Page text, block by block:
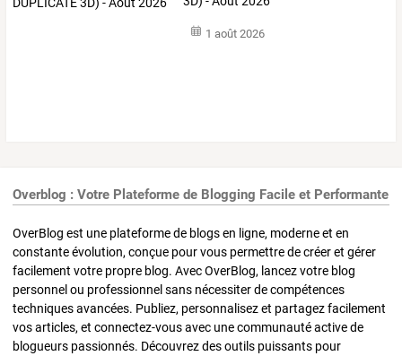
1 août 2026
Overblog : Votre Plateforme de Blogging Facile et Performante
OverBlog est une plateforme de blogs en ligne, moderne et en
constante évolution, conçue pour vous permettre de créer et gérer
facilement votre propre blog. Avec OverBlog, lancez votre blog
personnel ou professionnel sans nécessiter de compétences
techniques avancées. Publiez, personnalisez et partagez facilement
vos articles, et connectez-vous avec une communauté active de
blogueurs passionnés. Découvrez des outils puissants pour